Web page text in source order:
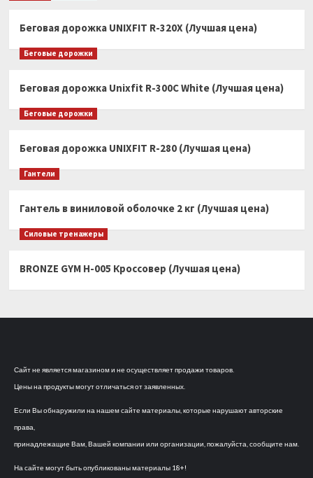
Беговая дорожка UNIXFIT R-320X (Лучшая цена)
Беговые дорожки
Беговая дорожка Unixfit R-300C White (Лучшая цена)
Беговые дорожки
Беговая дорожка UNIXFIT R-280 (Лучшая цена)
Гантели
Гантель в виниловой оболочке 2 кг (Лучшая цена)
Силовые тренажеры
BRONZE GYM H-005 Кроссовер (Лучшая цена)
Сайт не является магазином и не осуществляет продажи товаров.
Цены на продукты могут отличаться от заявленных.
Если Вы обнаружили на нашем сайте материалы, которые нарушают авторские
права,
принадлежащие Вам, Вашей компании или организации, пожалуйста, сообщите нам.
На сайте могут быть опубликованы материалы 18+!